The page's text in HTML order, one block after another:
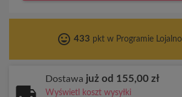
tag_faces 433 pkt w Programie
Dostawa już od 155,00 zł
Wyświetl koszt wysyłki